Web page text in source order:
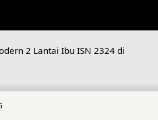
2 Lantai Ibu ISN 2324 di